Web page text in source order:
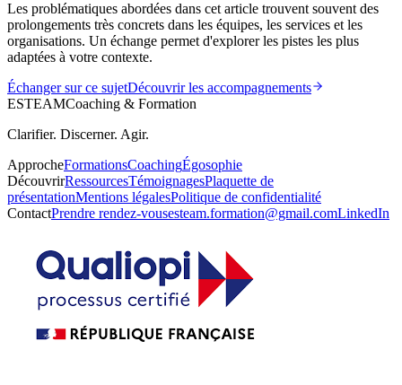
Les problématiques abordées dans cet article trouvent souvent des
prolongements très concrets dans les équipes, les services et les
organisations. Un échange permet d'explorer les pistes les plus
adaptées à votre contexte.
Échanger sur ce sujetDécouvrir les accompagnements
ESTEAMCoaching & Formation
Clarifier. Discerner. Agir.
ApprocheFormationsCoachingÉgosophie
DécouvrirRessourcesTémoignagesPlaquette de
présentationMentions légalesPolitique de confidentialité
ContactPrendre rendez-vousesteam.formation@gmail.comLinkedIn